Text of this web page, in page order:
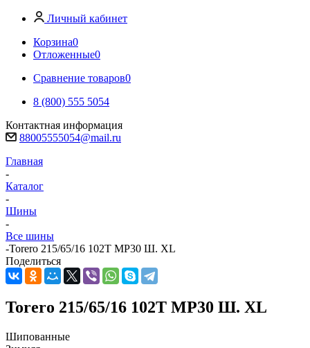
Личный кабинет
Корзина0
Отложенные0
Сравнение товаров0
8 (800) 555 5054
Контактная информация
88005555054@mail.ru
Главная
-
Каталог
-
Шины
-
Все шины
-Torero 215/65/16 102T MP30 Ш. XL
Поделиться
Torero 215/65/16 102T MP30 Ш. XL
Шипованные